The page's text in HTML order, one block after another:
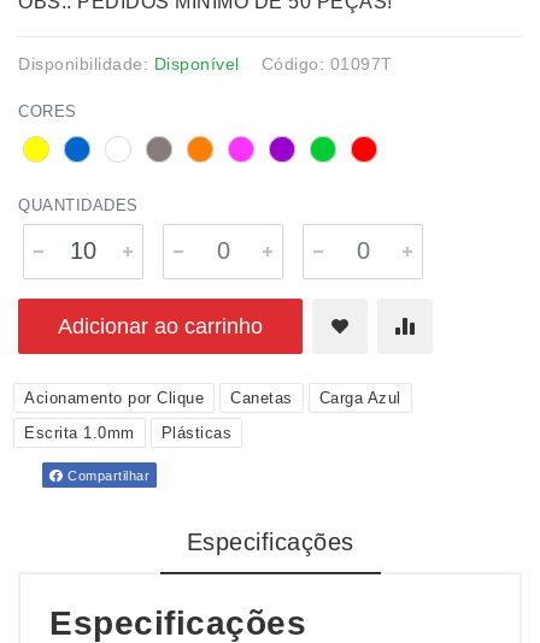
Disponibilidade: Disponível Código: 01097T
CORES
QUANTIDADES
Adicionar ao carrinho
Acionamento por Clique Canetas
Carga Azul
Escrita 1.0mm
Plásticas
Compartilhar
Especificações
Especificações